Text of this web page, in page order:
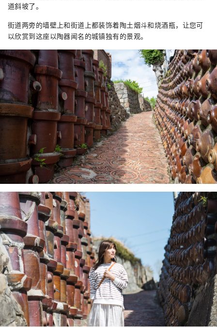
道斜坡了。
街道两旁的墙壁上和街道上都装饰着陶土烟斗和烧酒瓶，让您可
以欣赏到这座以陶器闻名的城镇独有的景观。